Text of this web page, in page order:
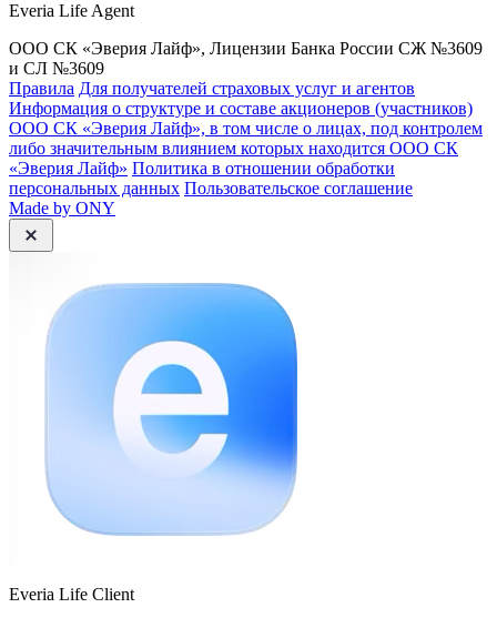
Everia Life Agent
ООО СК «Эверия Лайф», Лицензии Банка России СЖ №3609
и СЛ №3609
Правила Для получателей страховых услуг и агентов
Информация о структуре и составе акционеров (участников)
ООО СК «Эверия Лайф», в том числе о лицах, под контролем
либо значительным влиянием которых находится ООО СК
«Эверия Лайф» Политика в отношении обработки
персональных данных Пользовательское соглашение
Made by ONY
Everia Life Client